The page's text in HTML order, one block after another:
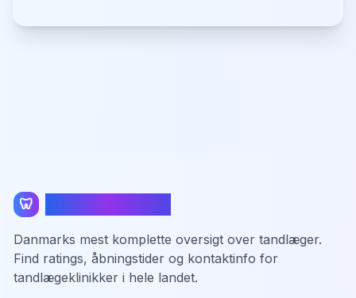
🦷
Danmarks mest komplette oversigt over tandlæger.
Find ratings, åbningstider og kontaktinfo for
tandlægeklinikker i hele landet.